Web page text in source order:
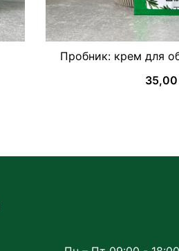
Пробник: крем для
35,00